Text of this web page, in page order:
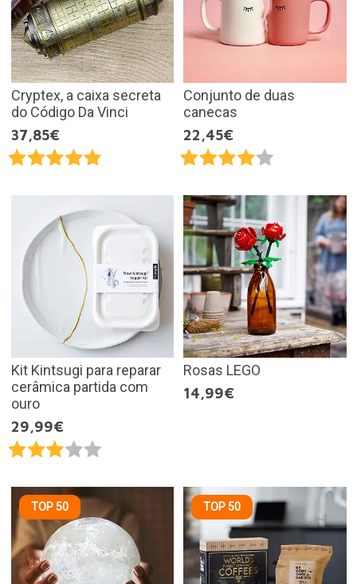
Cryptex, a caixa secreta
do Código Da Vinci
37,85€
Conjunto de duas
canecas
22,45€
Kit Kintsugi para reparar
cerâmica partida com
ouro
29,99€
Rosas LEGO
14,99€
TOP 50 TOP 50